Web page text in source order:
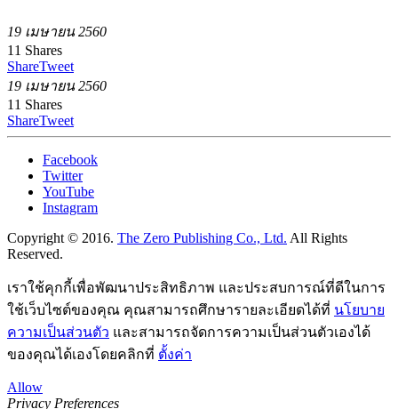
19 เมษายน 2560
11 Shares
ShareTweet
19 เมษายน 2560
11 Shares
ShareTweet
Facebook
Twitter
YouTube
Instagram
Copyright © 2016. The Zero Publishing Co., Ltd. All Rights
Reserved.
เราใช้คุกกี้เพื่อพัฒนาประสิทธิภาพ และประสบการณ์ที่ดีในการ
ใช้เว็บไซต์ของคุณ คุณสามารถศึกษารายละเอียดได้ที่ นโยบาย
ความเป็นส่วนตัว และสามารถจัดการความเป็นส่วนตัวเองได้
ของคุณได้เองโดยคลิกที่ ตั้งค่า
Allow
Privacy Preferences